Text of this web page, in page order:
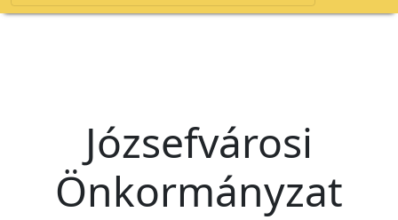
Józsefvárosi
Önkormányzat